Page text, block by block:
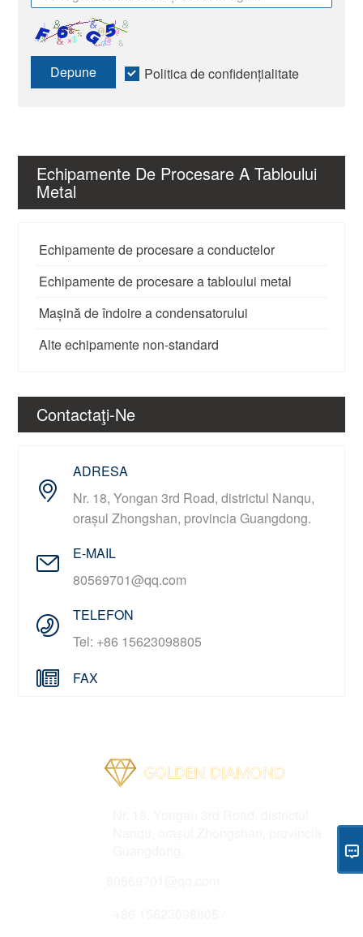
Echipamente De Procesare A Tabloului
Metal
Echipamente de procesare a conductelor
Echipamente de procesare a tabloului metal
Mașină de îndoire a condensatorului
Alte echipamente non-standard
Contactaţi-Ne
ADRESA
Nr. 18, Yongan 3rd Road, districtul Nanqu,
orașul Zhongshan, provincia Guangdong.
E-MAIL
80569701@qq.com
TELEFON
Tel: +86 15623098805
FAX
Depune Politica de confidențialitate